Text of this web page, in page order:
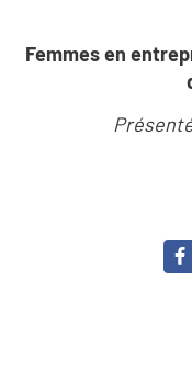
Femmes en